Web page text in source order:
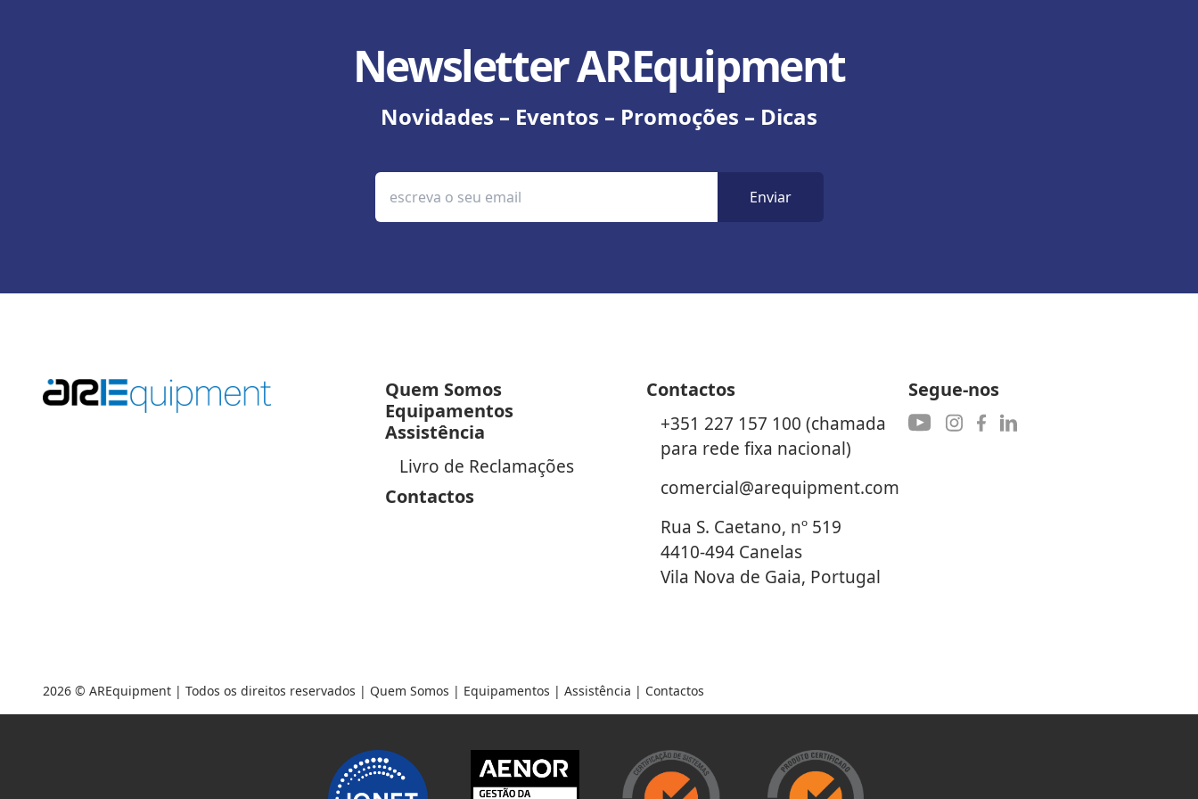
Newsletter AREquipment
Novidades – Eventos – Promoções – Dicas
Enviar
Quem Somos
Equipamentos
Assistência
Livro de Reclamações
Contactos
Contactos
+351 227 157 100 (chamada
para rede fixa nacional)
comercial@arequipment.com
Rua S. Caetano, nº 519
4410-494 Canelas
Vila Nova de Gaia, Portugal
Segue-nos
2026 © AREquipment | Todos os direitos reservados | Quem Somos | Equipamentos | Assistência | Contactos